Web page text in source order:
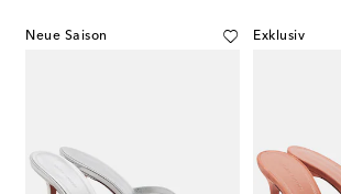
Neue Saison Exklusiv